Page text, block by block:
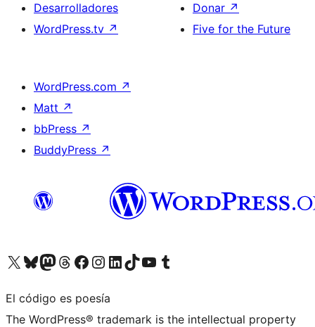
Desarrolladores
WordPress.tv ↗
Donar ↗
Five for the Future
WordPress.com ↗
Matt ↗
bbPress ↗
BuddyPress ↗
Visita nuestra cuenta de X (anteriormente Twitter)
Visita nuestra cuenta de Bluesky
Visita nuestra cuenta de Mastodon
Visita nuestra cuenta de Threads
Visita nuestra página de Facebook
Visita nuestra cuenta de Instagram
Visita nuestra cuenta de LinkedIn
Visita nuestra cuenta de TikTok
Visita nuestro canal de YouTube
Visita nuestra cuenta de Tumblr
El código es poesía
The WordPress® trademark is the intellectual property